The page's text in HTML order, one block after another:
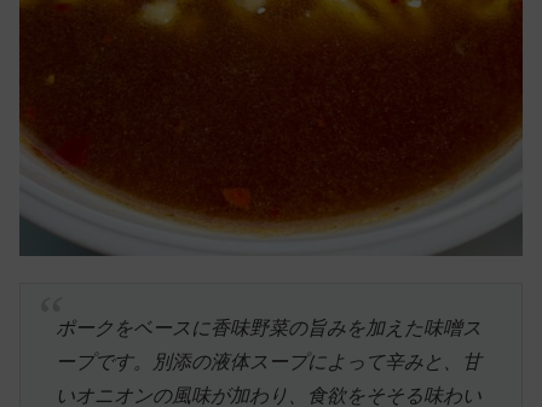
ポークをベースに香味野菜の旨みを加えた味噌ス
ープです。別添の液体スープによって辛みと、甘
いオニオンの風味が加わり、食欲をそそる味わい